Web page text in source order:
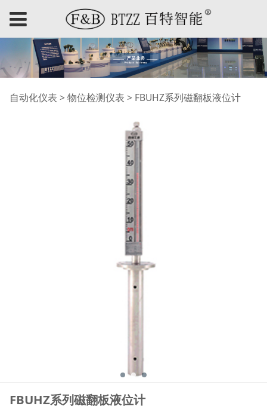
FBUHZ系列磁翻板液位
自动化仪表 > 物位检测仪表 > FBUHZ系列磁翻板液位计
FBUHZ系列磁翻板液位计